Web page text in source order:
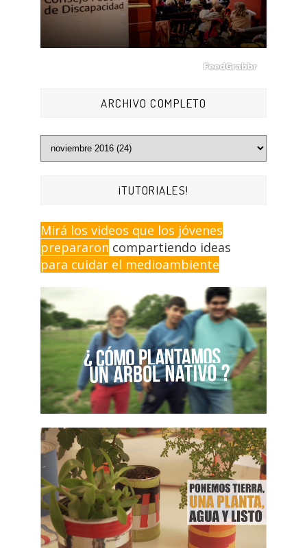
ARCHIVO COMPLETO
¡TUTORIALES!
Mirá los videos que los jóvenes
prepararon compartiendo ideas
para cuidar el medioambiente